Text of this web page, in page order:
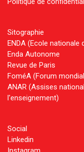
Sitographie
ENDA (Ecole nationale
Enda Autonome
Revue de Paris
FoméA (Forum
ANAR (Assises
l'enseignement)
Social
Linkedin